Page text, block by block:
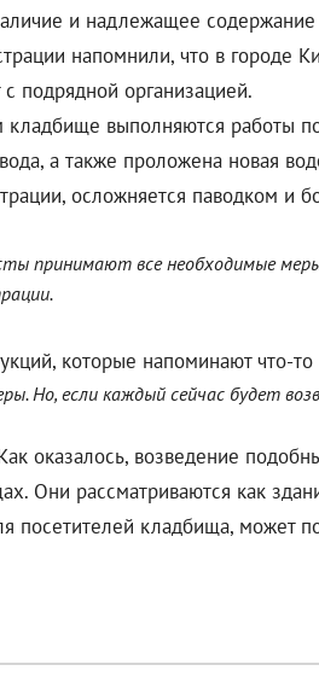
и надлежащее
напомнили, что в городе
подрядной организацией.
выполняются работы
а также проложена новая
осложняется паводком
принимают все необходимые
которые напоминают что-
Но, если каждый сейчас будет
оказалось, возведение
Они рассматриваются как
кладбища, может